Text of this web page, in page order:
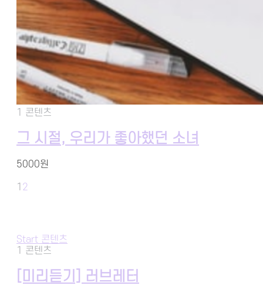
1 콘텐츠
그 시절, 우리가 좋아했던 소녀
5000원
1 2
Start 콘텐츠
1 콘텐츠
[미리듣기] 러브레터